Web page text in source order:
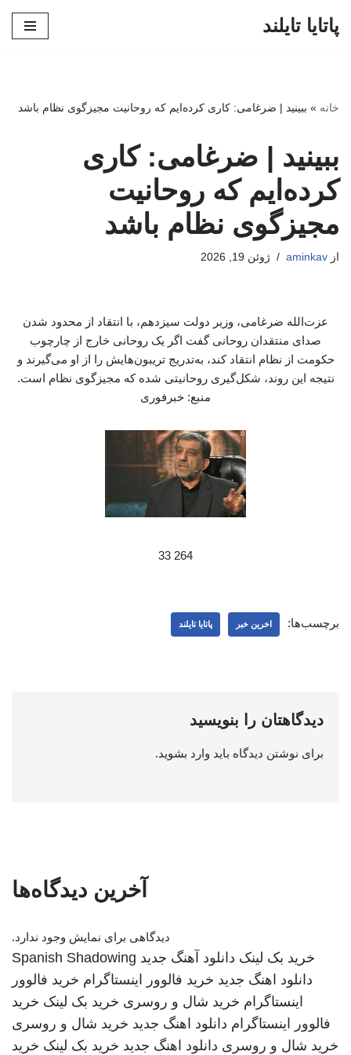
پاتایا تایلند
خانه » ببینید | ضرغامی: کاری کرده‌ایم که روحانیت مجیزگوی نظام باشد
ببینید | ضرغامی: کاری
کرده‌ایم که روحانیت
مجیزگوی نظام باشد
از aminkav ژوئن 19, 2026
عزت‌الله ضرغامی، وزیر دولت سیزدهم، با انتقاد از محدود شدن
صدای منتقدان روحانی گفت اگر یک روحانی خارج از چارچوب
حکومت از نظام انتقاد کند، به‌تدریج تریبون‌هایش را از او می‌گیرند و
نتیجه این روند، شکل‌گیری روحانیتی شده که مجیزگوی نظام است.
منبع: خبرفوری
264 33
برچسب‌ها: اخرین خبر پاتایا تایلند
دیدگاهتان را بنویسید
برای نوشتن دیدگاه باید وارد بشوید.
آخرین دیدگاه‌ها
دیدگاهی برای نمایش وجود ندارد.
خرید بک لینک دانلود آهنگ جدید Spanish Shadowing
دانلود اهنگ جدید خرید فالوور اینستاگرام خرید فالوور
اینستاگرام خرید شال و روسری خرید بک لینک خرید
فالوور اینستاگرام دانلود اهنگ جدید خرید شال و روسری
خرید شال و روسری دانلود اهنگ جدید خرید بک لینک خرید